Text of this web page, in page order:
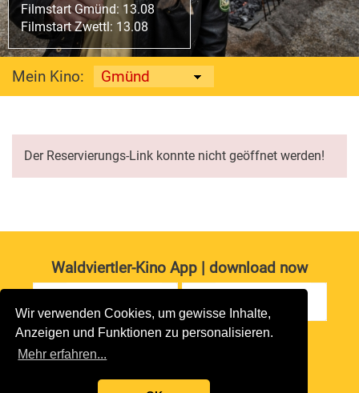
Wir verwenden Cookies, um gewisse Inhalte,
Anzeigen und Funktionen zu personalisieren.
Mehr erfahren...
Filmstart Gmünd: 13.08
Filmstart Zwettl: 13.08
Mein Kino:
Der Reservierungs-Link konnte nicht geöffnet werden!
Waldviertler-Kino App | download now
copyright 2026 waldviertler-kinos